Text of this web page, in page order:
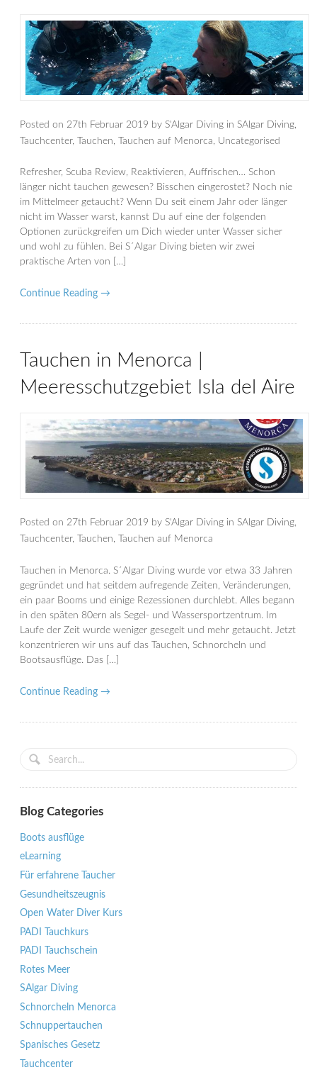
Posted on 27th Februar 2019 by S'Algar Diving in SAlgar Diving
Tauchcenter, Tauchen Tauchen auf Menorca Uncategorised
Refresher, Scuba Review, Reaktivieren, Auffrischen… Schon
länger nicht tauchen gewesen? Bisschen eingerostet? Noch nie
im Mittelmeer getaucht? Wenn Du seit einem Jahr oder länger
nicht im Wasser warst, kannst Du auf eine der folgenden
Optionen zurückgreifen um Dich wieder unter Wasser sicher
und wohl zu fühlen. Bei S´Algar Diving bieten wir zwei
praktische Arten von […]
Continue Reading →
Tauchen in Menorca |
Meeresschutzgebiet Isla del Aire
Posted on 27th Februar 2019 by S'Algar Diving in SAlgar Diving,
Tauchcenter, Tauchen, Tauchen auf Menorca
Tauchen in Menorca. S´Algar Diving wurde vor etwa 33 Jahren
gegründet und hat seitdem aufregende Zeiten, Veränderungen,
ein paar Booms und einige Rezessionen durchlebt. Alles begann
in den späten 80ern als Segel- und Wassersportzentrum. Im
Laufe der Zeit wurde weniger gesegelt und mehr getaucht. Jetzt
konzentrieren wir uns auf das Tauchen, Schnorcheln und
Bootsausflüge. Das […]
Continue Reading →
Blog Categories
Boots ausflüge
eLearning
Für erfahrene Taucher
Gesundheitszeugnis
Open Water Diver Kurs
PADI Tauchkurs
PADI Tauchschein
Rotes Meer
SAlgar Diving
Schnorcheln Menorca
Schnuppertauchen
Spanisches Gesetz
Tauchcenter